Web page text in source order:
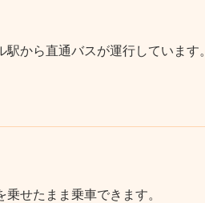
から直通バスが運行しています。
せたまま乗車できます。